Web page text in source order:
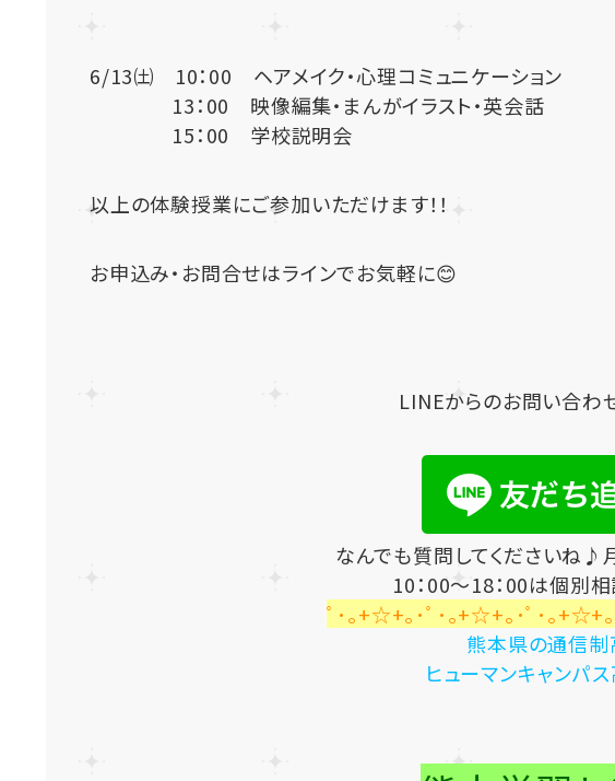
6/13㈯ 10：00 ヘアメイク・心理コミュニケーション
13：00 映像編集・まんがイラスト・英会話
15：00 学校説明会
以上の体験授業にご参加いただけます！！
お申込み・お問合せはラインでお気軽に😊
LINEからのお問い合わ
なんでも質問してくださいね♪
10：00～18：00は個別相
ﾟ･｡+☆+｡･ﾟ･｡+☆+｡･ﾟ･｡+☆+
熊本県の通信
ヒューマンキャンパ